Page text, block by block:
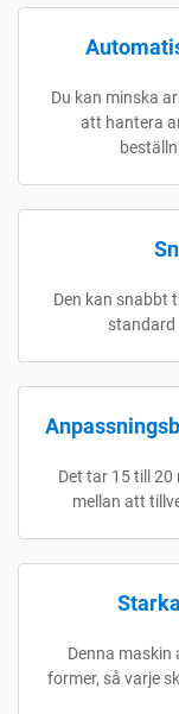
Du kan minska
att hantera
Den kan snabbt
standard
Det tar 15 till
mellan att
Denna
former, så varje